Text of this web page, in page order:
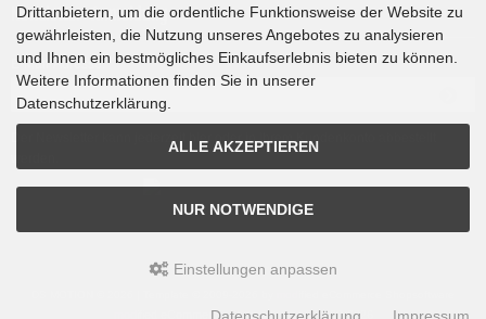
Newsletter-Anmeldung
E-Mail-Adresse:
Der Newsletter kann jederzeit hier oder in Ihrem Kundenkonto abbestellt
ified eCommerce Shopsoftware © 2009-2026
Drittanbietern, um die ordentliche Funktionsweise der Website zu
gewährleisten, die Nutzung unseres Angebotes zu analysieren
und Ihnen ein bestmögliches Einkaufserlebnis bieten zu können.
Weitere Informationen finden Sie in unserer
Datenschutzerklärung.
ALLE AKZEPTIEREN
NUR NOTWENDIGE
Einstellungen anpassen